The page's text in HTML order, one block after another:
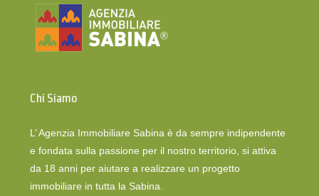
Chi Siamo
L’ Agenzia Immobiliare Sabina è da sempre indipendente
e fondata sulla passione per il nostro territorio, si attiva
da 18 anni per aiutare a realizzare un progetto
immobiliare in tutta la Sabina.